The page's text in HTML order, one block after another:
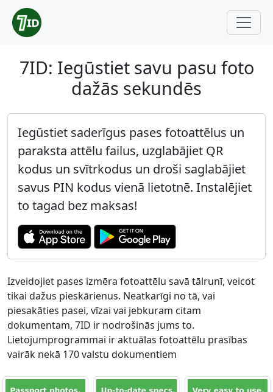
7ID: Iegūstiet savu pasu foto
dažās sekundēs
Iegūstiet saderīgus pases fotoattēlus un
paraksta attēlu failus, uzglabājiet QR
kodus un svītrkodus un droši saglabājiet
savus PIN kodus vienā lietotnē. Instalējiet
to tagad bez maksas!
Izveidojiet pases izmēra fotoattēlu savā tālrunī, veicot
tikai dažus pieskārienus. Neatkarīgi no tā, vai
piesakāties pasei, vīzai vai jebkuram citam
dokumentam, 7ID ir nodrošinās jums to.
Lietojumprogrammai ir aktuālas fotoattēlu prasības
vairāk nekā 170 valstu dokumentiem